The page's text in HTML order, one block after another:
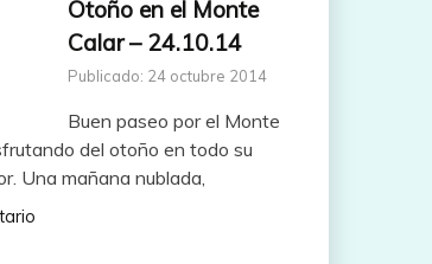
Otoño en el Monte
Calar – 24.10.14
Publicado: 24 octubre 2014
Buen paseo por el Monte
del otoño en todo su
Una mañana nublada,